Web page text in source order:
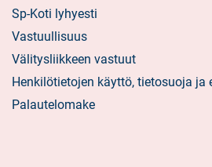
Sp-Koti lyhyesti
Vastuullisuus
Välitysliikkeen vastuut
Henkilötietojen käyttö, tietosuoja ja
Palautelomake